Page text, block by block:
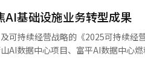
同时，将扩大核心部件如执行器、
旦
基础设施业务转型成果
持续经营战略的《2025可持续经营报
AI数据中心项目、富平AI数据中心